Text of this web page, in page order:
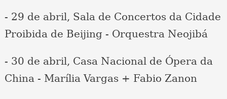
- 29 de abril, Sala de Concertos da Cidade
Proibida de Beijing - Orquestra Neojibá
- 30 de abril, Casa Nacional de Ópera da
China - Marília Vargas + Fabio Zanon